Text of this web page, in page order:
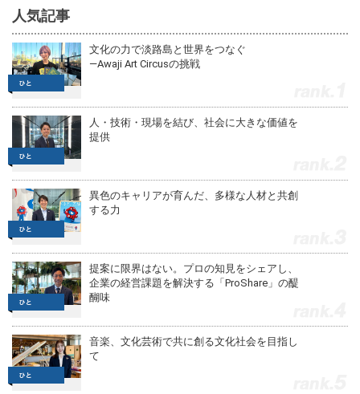
人気記事
文化の力で淡路島と世界をつなぐ
—Awaji Art Circusの挑戦
人・技術・現場を結び、社会に大きな価値を
提供
異色のキャリアが育んだ、多様な人材と共創
する力
提案に限界はない。プロの知見をシェアし、
企業の経営課題を解決する「ProShare」の醍
醐味
音楽、文化芸術で共に創る文化社会を目指し
て